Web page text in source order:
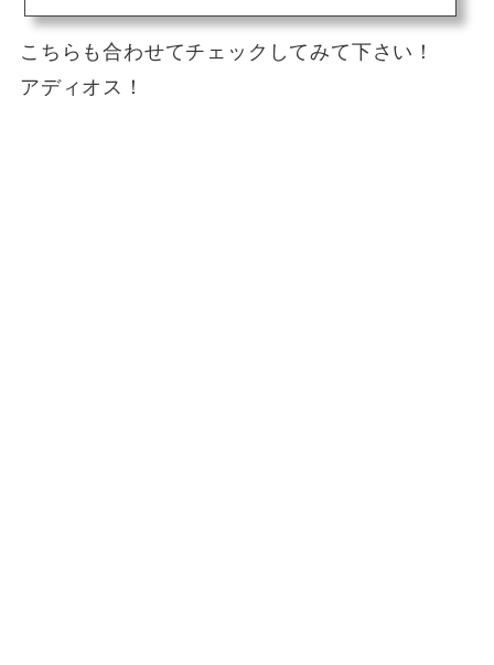
ーランドリゾートのホテル「ディズニー・エクスプローラーズ・ロッジ」
こちらも合わせてチェックしてみて下さい！
アディオス！